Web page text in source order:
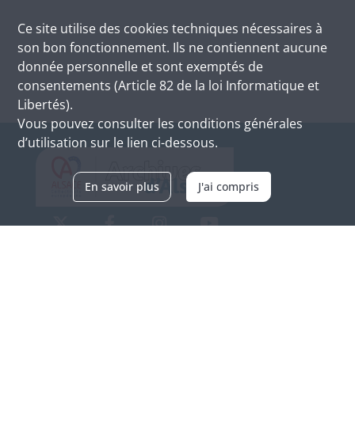
Ce site utilise des cookies techniques nécessaires à
son bon fonctionnement. Ils ne contiennent aucune
donnée personnelle et sont exemptés de
consentements (Article 82 de la loi Informatique et
Libertés).
Vous pouvez consulter les conditions générales
d’utilisation sur le lien ci-dessous.
En savoir plus J'ai compris